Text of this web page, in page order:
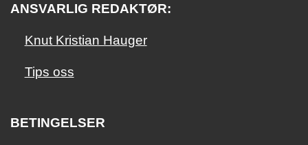
ANSVARLIG REDAKTØR:
Knut Kristian Hauger
Tips oss
BETINGELSER